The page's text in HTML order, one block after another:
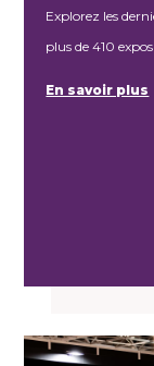
Explorez les
plus de 410
En savoir plus